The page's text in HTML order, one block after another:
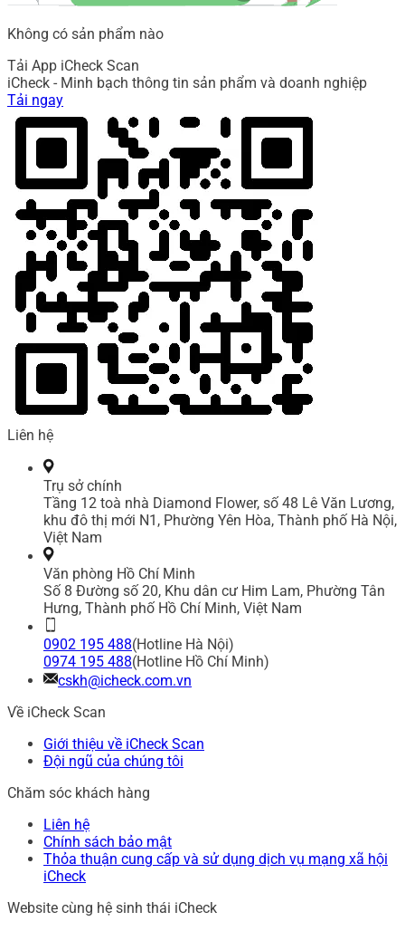
Không có sản phẩm nào
Tải App iCheck Scan
iCheck - Minh bạch thông tin sản phẩm và doanh nghiệp
Tải ngay
Liên hệ
Trụ sở chính
Tầng 12 toà nhà Diamond Flower, số 48 Lê Văn Lương,
khu đô thị mới N1, Phường Yên Hòa, Thành phố Hà Nội,
Việt Nam
Văn phòng Hồ Chí Minh
Số 8 Đường số 20, Khu dân cư Him Lam, Phường Tân
Hưng, Thành phố Hồ Chí Minh, Việt Nam
0902 195 488(Hotline Hà Nội)
0974 195 488(Hotline Hồ Chí Minh)
cskh@icheck.com.vn
Về iCheck Scan
Giới thiệu về iCheck Scan
Đội ngũ của chúng tôi
Chăm sóc khách hàng
Liên hệ
Chính sách bảo mật
Thỏa thuận cung cấp và sử dụng dịch vụ mạng xã hội
iCheck
Website cùng hệ sinh thái iCheck